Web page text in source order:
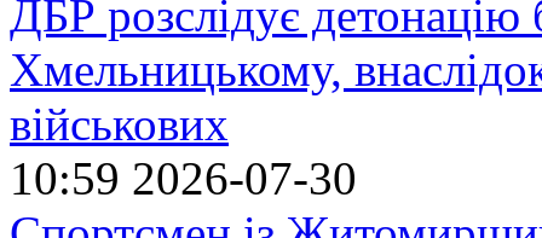
ДБР розслідує детонацію
Хмельницькому,
військових
10:59 2026-07-30